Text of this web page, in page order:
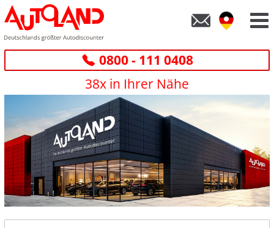
0800 - 111 0408
38x in Ihrer Nähe